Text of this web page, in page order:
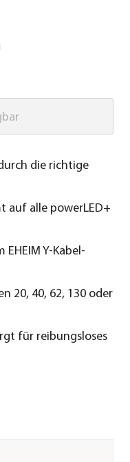
die richtige
auf alle powerLED+
Y-Kabel-
20, 40, 62, 130 oder
für reibungsloses